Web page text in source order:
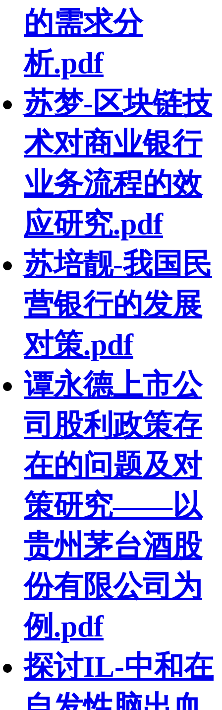
的需求分
析.pdf
苏梦-区块链技
术对商业银行
业务流程的效
应研究.pdf
苏培靓-我国民
营银行的发展
对策.pdf
谭永德上市公
司股利政策存
在的问题及对
策研究——以
贵州茅台酒股
份有限公司为
例.pdf
探讨IL-中和在